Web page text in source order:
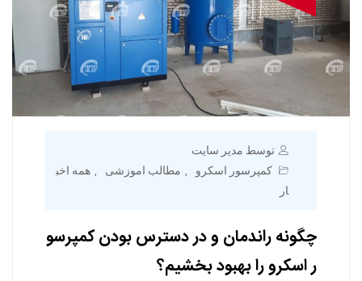
توسط مدیر سایت
کمپرسور اسکرو
, مطالب اموزشی , همه اخب
ار
چگونه راندمان و در دسترس بودن کمپرسو
ر اسکرو را بهبود بخشیم؟